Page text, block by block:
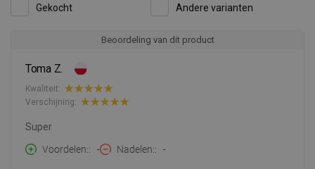
Gekocht Andere varianten
Beoordeling van dit product
Toma Z.
Kwaliteit:
Verschijning:
Super
Voordelen:
- Nadelen: -